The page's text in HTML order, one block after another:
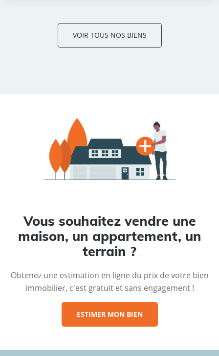
VOIR TOUS NOS BIENS
Vous souhaitez vendre une
maison, un appartement, un
terrain ?
Obtenez une estimation en ligne du prix de votre bien
immobilier, c'est gratuit et sans engagement !
ESTIMER MON BIEN